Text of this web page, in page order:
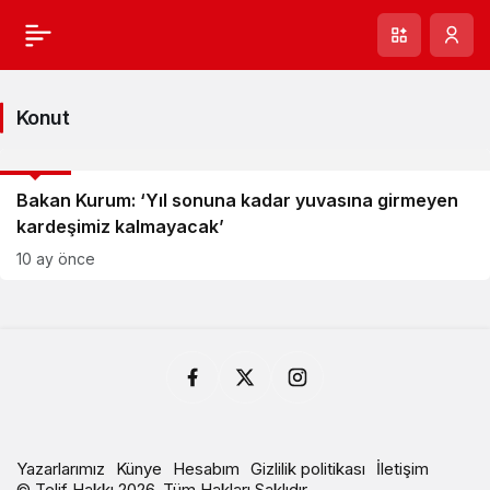
Konut
Bakan Kurum: ‘Yıl sonuna kadar yuvasına girmeyen
kardeşimiz kalmayacak’
10 ay önce
Yazarlarımız Künye Hesabım Gizlilik politikası
İletişim